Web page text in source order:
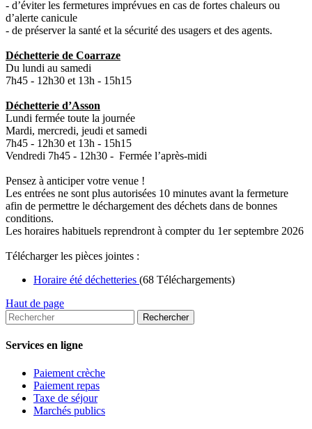
- d’éviter les fermetures imprévues en cas de fortes chaleurs ou
d’alerte canicule
- de préserver la santé et la sécurité des usagers et des agents.
Déchetterie de Coarraze
Du lundi au samedi
7h45 - 12h30 et 13h - 15h15
Déchetterie d’Asson
Lundi fermée toute la journée
Mardi, mercredi, jeudi et samedi
7h45 - 12h30 et 13h - 15h15
Vendredi 7h45 - 12h30 - Fermée l’après-midi
Pensez à anticiper votre venue !
Les entrées ne sont plus autorisées 10 minutes avant la fermeture
afin de permettre le déchargement des déchets dans de bonnes
conditions.
Les horaires habituels reprendront à compter du 1er septembre 2026
Télécharger les pièces jointes :
Horaire été déchetteries (68 Téléchargements)
Haut de page
Services en ligne
Paiement crèche
Paiement repas
Taxe de séjour
Marchés publics